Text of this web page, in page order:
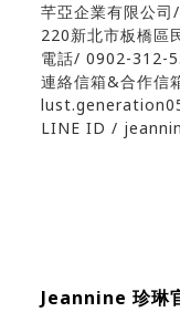
芊亞企業有限公
220新北市板橋區
電話/ 0902-312-
連絡信箱&合作信
LINE ID /
Jeannine 珍琳